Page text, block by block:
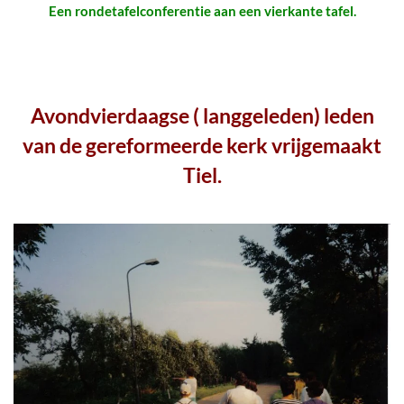
Een rondetafelconferentie aan een vierkante tafel.
Avondvierdaagse ( langgeleden) leden
van de gereformeerde kerk vrijgemaakt
Tiel.